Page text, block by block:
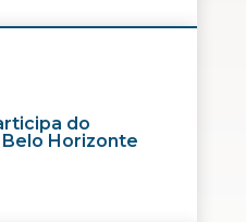
do
Horizonte